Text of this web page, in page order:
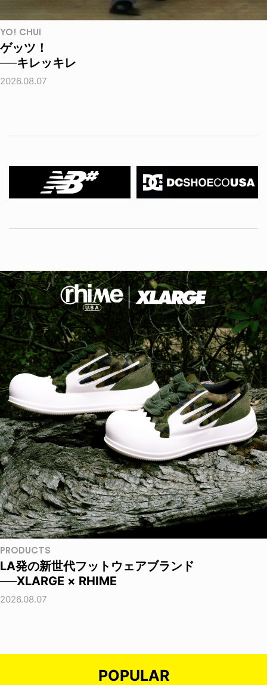
YO! CHUI
ゲッツ！
──キレッキレ
2026.08.07
PRODUCTS
LA発の新世代フットウェアブランド
──XLARGE × RHIME
2026.08.07
POPULAR